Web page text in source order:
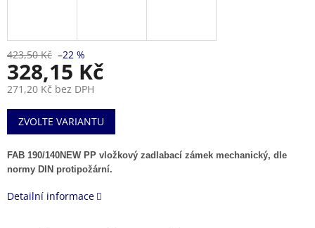
423,50 Kč –22 %
328,15 Kč
271,20 Kč bez DPH
Měrná
cena:
ZVOLTE VARIANTU
FAB 190/140NEW PP vložkový zadlabací zámek mechanický, dle
normy DIN protipožární.
Detailní informace